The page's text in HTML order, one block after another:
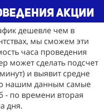
акции
дешевле чем в
мы сможем эти
часа проведения
может сделать подсчет
и выявит средне
нашим данным самые
- по времени вторая
дня.